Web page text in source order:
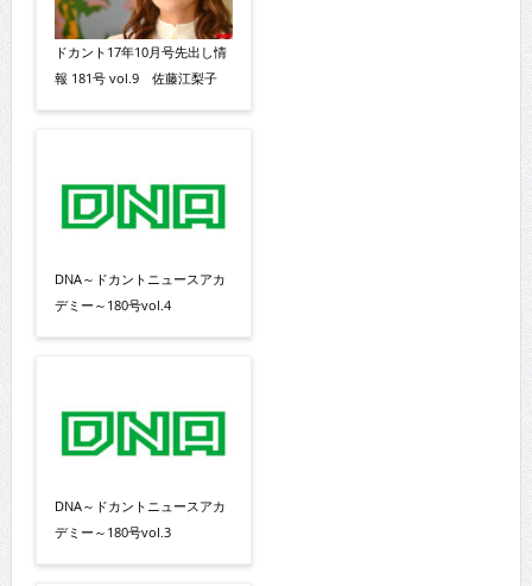
ドカント17年10月号先出し情
報 181号 vol.9 佐藤江梨子
DNA～ドカントニュースアカ
デミー～180号vol.4
DNA～ドカントニュースアカ
デミー～180号vol.3